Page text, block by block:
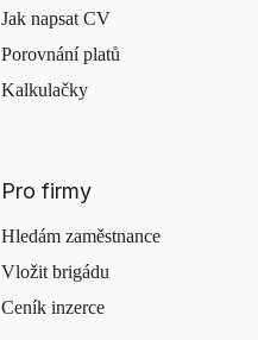
Jak napsat CV
Porovnání platů
Kalkulačky
Pro firmy
Hledám zaměstnance
Vložit brigádu
Ceník inzerce